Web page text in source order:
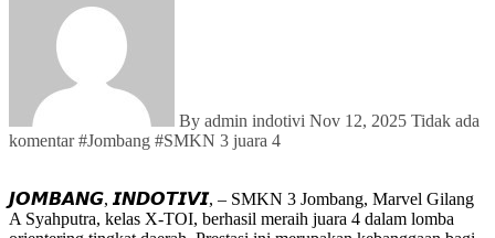
By admin indotivi Nov 12, 2025 Tidak ada
komentar#Jombang #SMKN 3 juara 4
𝙅𝙊𝙈𝘽𝘼𝙉𝙂, 𝙄𝙉𝘿𝙊𝙏𝙄𝙑𝙄, – SMKN 3 Jombang, Marvel Gilang
A Syahputra, kelas X-TOI, berhasil meraih juara 4 dalam lomba